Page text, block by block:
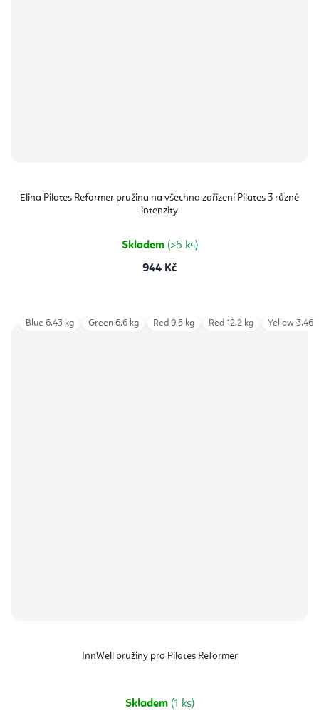
Elina Pilates Reformer pružina na všechna zařízení Pilates 3 různé
intenzity
Skladem (>5 ks)
944 Kč
InnWell pružiny pro Pilates Reformer
Skladem (1 ks)
Blue 6,43 kg Green 6,6 kg Red 9,5 kg Red 12,2 kg Yellow 3,46